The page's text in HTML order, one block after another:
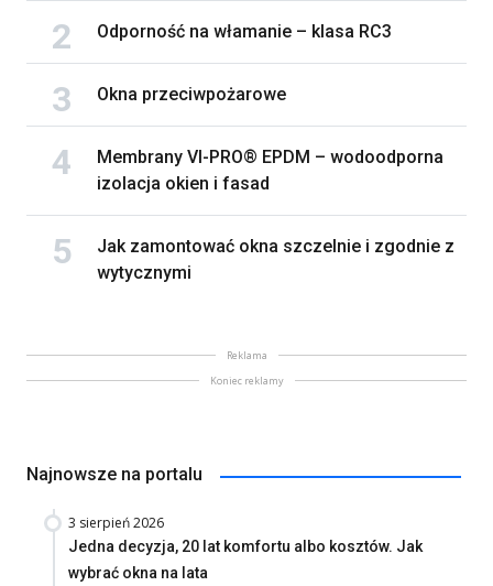
Odporność na włamanie – klasa RC3
Okna przeciwpożarowe
Membrany VI-PRO® EPDM – wodoodporna
izolacja okien i fasad
Jak zamontować okna szczelnie i zgodnie z
wytycznymi
Reklama
Koniec reklamy
Najnowsze na portalu
3 sierpień 2026
Jedna decyzja, 20 lat komfortu albo kosztów. Jak
wybrać okna na lata